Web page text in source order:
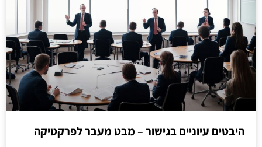
היבטים עיוניים בגישור – מבט מעבר לפרקטיקה